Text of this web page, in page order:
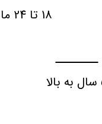
18 تا 24 ماه